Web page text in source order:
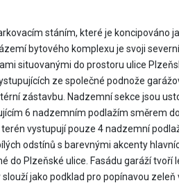
stáním, které je koncipováno
bytového komplexu je svoji
situovanými do prostoru ulice
ze společné podnože
zástavbu. Nadzemní sekce jsou
6 nadzemním podlažím směrem
vystupují pouze 4 nadzemní
odstínů s barevnými akcenty
do Plzeňské ulice. Fasádu garáží
jako podklad pro popínavou